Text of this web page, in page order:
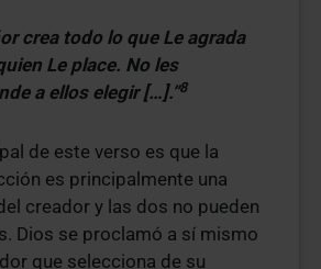
crea todo lo que Le agrada
Le place. No les
a ellos elegir […].”8
de este verso es que la
es principalmente una
creador y las dos no pueden
Dios se proclamó a sí mismo
que selecciona de su